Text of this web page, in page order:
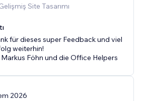
Site Tasarımı
für dieses super Feedback und viel
weiterhin!
Föhn und die Office Helpers
2026